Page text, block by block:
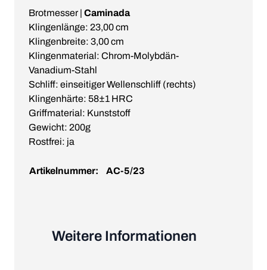
Brotmesser | Caminada
Klingenlänge: 23,00 cm
Klingenbreite: 3,00 cm
Klingenmaterial: Chrom-Molybdän-
Vanadium-Stahl
Schliff: einseitiger Wellenschliff (rechts)
Klingenhärte: 58±1 HRC
Griffmaterial: Kunststoff
Gewicht: 200g
Rostfrei: ja
Artikelnummer: AC-5/23
Weitere Informationen